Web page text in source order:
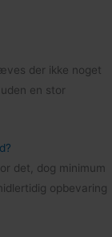
der ikke noget
en stor
det, dog minimum
opbevaring